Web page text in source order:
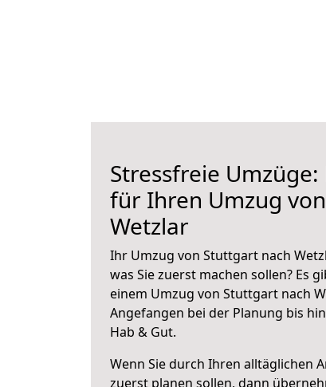
Stressfreie
für Ihren Umzug
Wetzlar
Ihr Umzug von Stuttgart nach
was Sie zuerst machen sollen? Es
einem Umzug von Stuttgart nach
Angefangen bei der Planung bis
Hab & Gut.
Wenn Sie durch Ihren alltäglichen
zuerst planen sollen, dann